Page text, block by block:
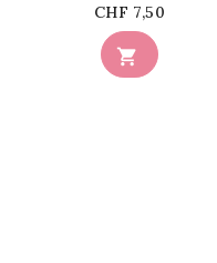

Prix
CHF 7,50